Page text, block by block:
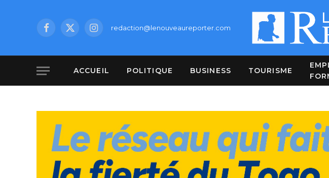
Facebook
X
Instagramredaction@lenouveaureporter.com
ACCUEIL POLITIQUE BUSINESS TOURISME